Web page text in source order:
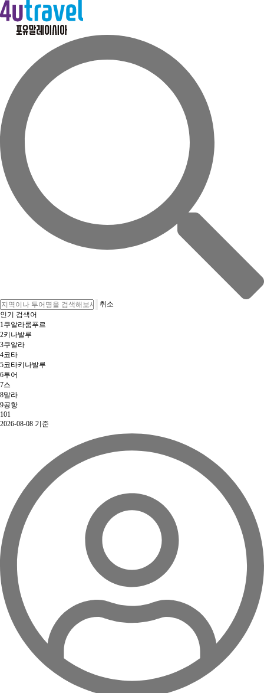
취소
인기 검색어
1쿠알라룸푸르
2키나발루
3쿠알라
4코타
5코타키나발루
6투어
7스
8말라
9공항
101
2026-08-08 기준